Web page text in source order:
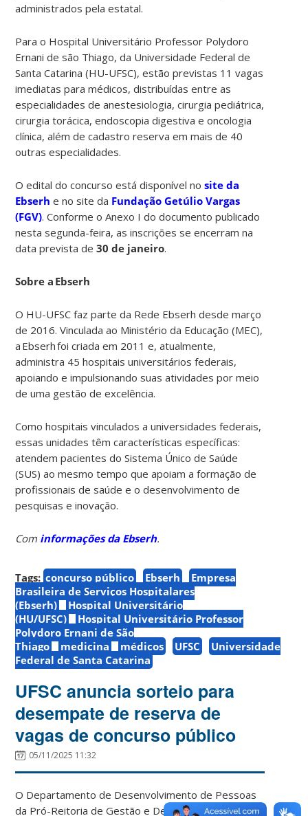
administrados pela estatal.
Para o Hospital Universitário Professor Polydoro
Ernani de são Thiago, da Universidade Federal de
Santa Catarina (HU-UFSC), estão previstas 11 vagas
imediatas para médicos, distribuídas entre as
especialidades de anestesiologia, cirurgia pediátrica,
cirurgia torácica, endoscopia digestiva e oncologia
clínica, além de cadastro reserva em mais de 40
outras especialidades.
O edital do concurso está disponível nosite da
Ebserh e no site da Fundação Getúlio Vargas
(FGV). Conforme o Anexo I do documento publicado
nesta segunda-feira, as inscrições se encerram na
data prevista de30 de janeiro.
Sobre a Ebserh
O HU-UFSC faz parte da Rede Ebserh desde março
de 2016. Vinculada ao Ministério da Educação (MEC),
a Ebserh foi criada em 2011 e, atualmente,
administra 45 hospitais universitários federais,
apoiando e impulsionando suas atividades por meio
de uma gestão de excelência.
Como hospitais vinculados a universidades federais,
essas unidades têm características específicas:
atendem pacientes do Sistema Único de Saúde
(SUS) ao mesmo tempo que apoiam a formação de
profissionais de saúde e o desenvolvimento de
pesquisas e inovação.
Com informações da Ebserh.
Tags: concurso público Ebserh
Empresa
Brasileira de Serviços Hospitalares
(Ebserh)
Hospital Universitário
(HU/UFSC)
Hospital Universitário Professor
Polydoro Ernani de São
Thiago
medicina médicos UFSC
Universidade
Federal de Santa Catarina
UFSC anuncia sorteio para
desempate de reserva de
vagas de concurso público
05/11/2025 11:32
O Departamento de Desenvolvimento de Pessoas
da Pró-Reitoria de Gestão e Desenvolvimento de